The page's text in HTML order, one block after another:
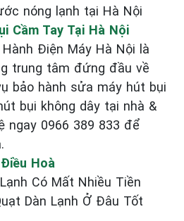
nóng lạnh tại Hà Nội
Cầm Tay Tại Hà Nội
Điện Máy Hà Nội là
trung tâm đứng đầu về
bảo hành sửa máy hút bụi
bụi không dây tại nhà &
ngay 0966 389 833 để
Hoà
Có Mất Nhiều Tiền
Dàn Lạnh Ở Đâu Tốt